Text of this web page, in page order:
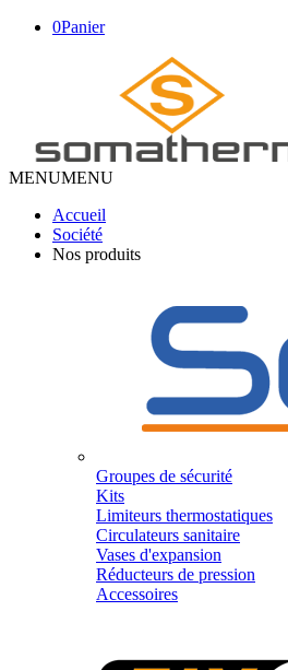
0Panier
MENUMENU
Accueil
Société
Nos produits
Groupes de sécurité
Kits
Limiteurs thermostatiques
Circulateurs sanitaire
Vases d'expansion
Réducteurs de pression
Accessoires